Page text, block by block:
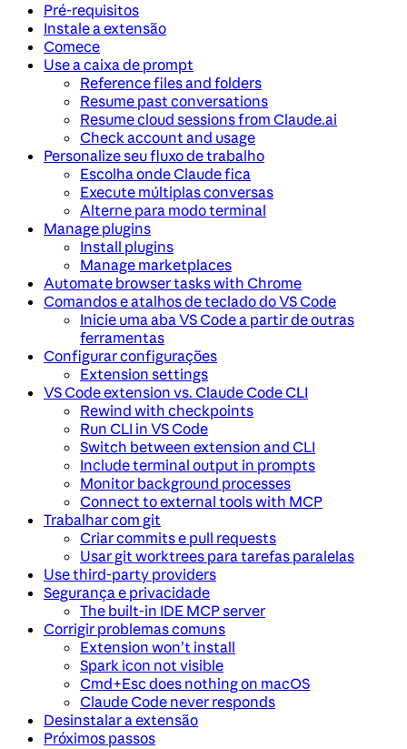
Pré-requisitos
Instale a extensão
Comece
Use a caixa de prompt
Reference files and folders
Resume past conversations
Resume cloud sessions from Claude.ai
Check account and usage
Personalize seu fluxo de trabalho
Escolha onde Claude fica
Execute múltiplas conversas
Alterne para modo terminal
Manage plugins
Install plugins
Manage marketplaces
Automate browser tasks with Chrome
Comandos e atalhos de teclado do VS Code
Inicie uma aba VS Code a partir de outras
ferramentas
Configurar configurações
Extension settings
VS Code extension vs. Claude Code CLI
Rewind with checkpoints
Run CLI in VS Code
Switch between extension and CLI
Include terminal output in prompts
Monitor background processes
Connect to external tools with MCP
Trabalhar com git
Criar commits e pull requests
Usar git worktrees para tarefas paralelas
Use third-party providers
Segurança e privacidade
The built-in IDE MCP server
Corrigir problemas comuns
Extension won’t install
Spark icon not visible
Cmd+Esc does nothing on macOS
Claude Code never responds
Desinstalar a extensão
Próximos passos